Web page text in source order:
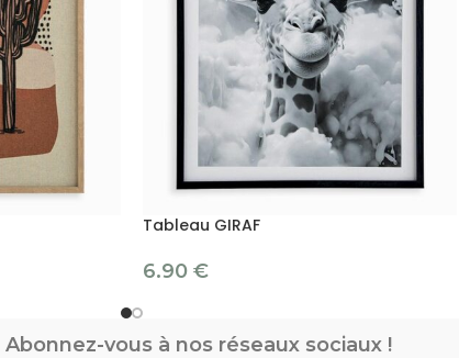
Tableau GIRAF
6.90 €
Abonnez-vous à nos réseaux sociaux !